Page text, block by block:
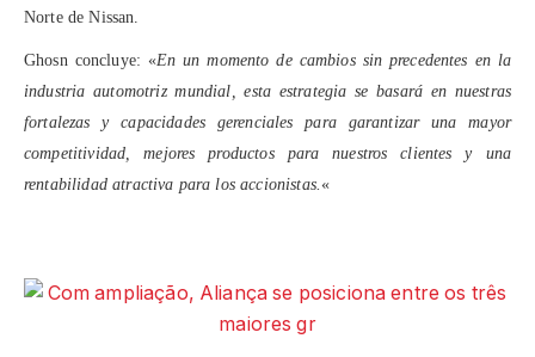
Norte de Nissan.
Ghosn concluye: «En un momento de cambios sin precedentes en la
industria automotriz mundial, esta estrategia se basará en nuestras
fortalezas y capacidades gerenciales para garantizar una mayor
competitividad, mejores productos para nuestros clientes y una
rentabilidad atractiva para los accionistas.«